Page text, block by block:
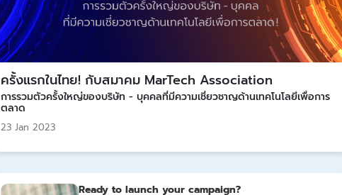
ครั้งแรกในไทย! กับสมาคม MarTech Association
การรวมตัวครั้งใหญ่ของบริษัท - บุคคลที่มีความเชี่ยวชาญด้านเทคโนโลยีเพื่อการ
ตลาด
23 Jan 2023
Ready to launch your campaign?